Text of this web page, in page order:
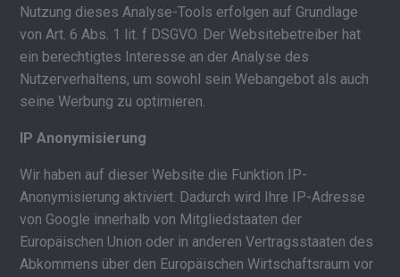
Nutzung dieses Analyse-Tools erfolgen auf Grundlage
von Art. 6 Abs. 1 lit. f DSGVO. Der Websitebetreiber hat
ein berechtigtes Interesse an der Analyse des
Nutzerverhaltens, um sowohl sein Webangebot als auch
seine Werbung zu optimieren.
IP Anonymisierung
Wir haben auf dieser Website die Funktion IP-
Anonymisierung aktiviert. Dadurch wird Ihre IP-Adresse
von Google innerhalb von Mitgliedstaaten der
Europäischen Union oder in anderen Vertragsstaaten des
Abkommens über den Europäischen Wirtschaftsraum vor